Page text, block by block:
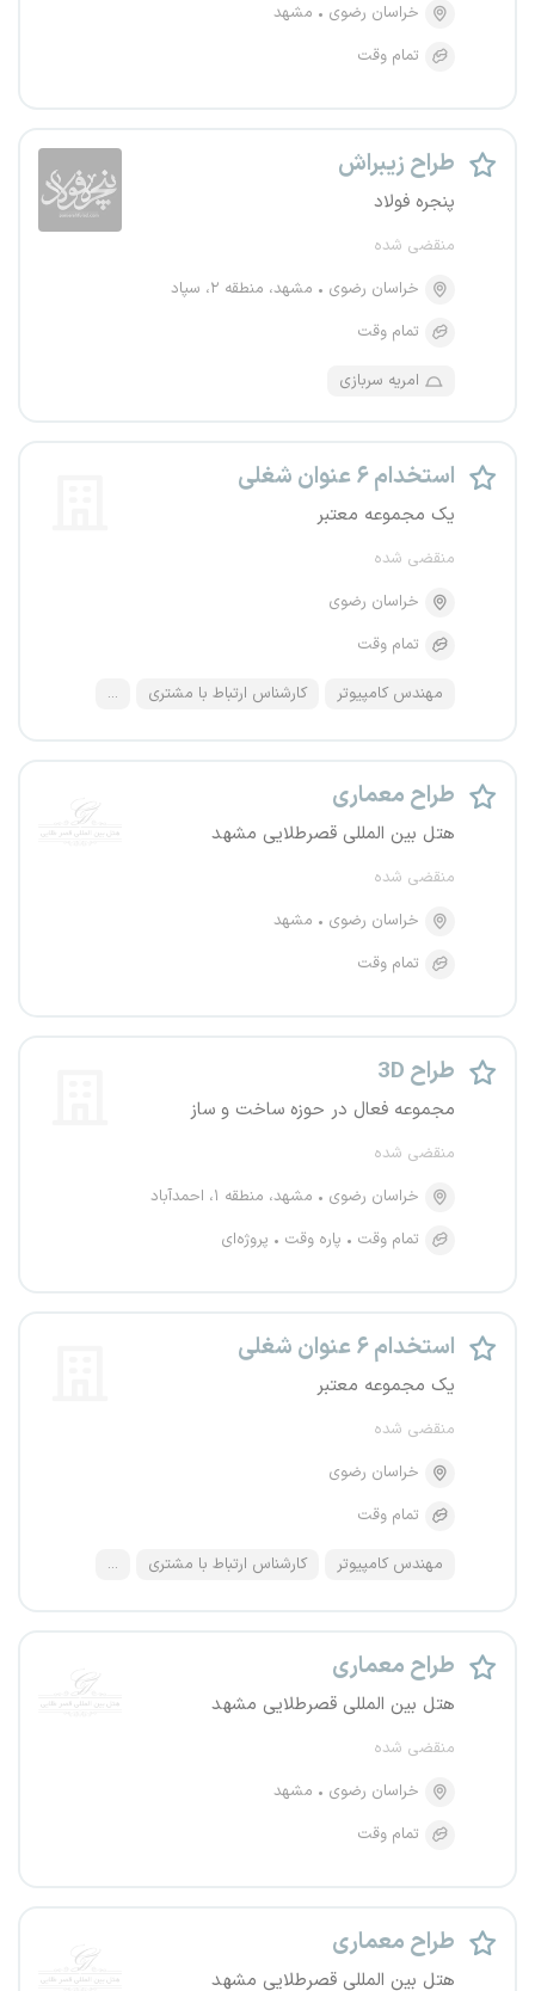
خراسان رضوی
مشهد
تمام وقت
طراح زیبراش
پنجره فولاد
منقضی شده
خراسان رضوی
مشهد، منطقه ۲، سپاد
تمام وقت
امریه سربازی
استخدام ۶ عنوان شغلی
یک مجموعه معتبر
منقضی شده
خراسان رضوی
تمام وقت
مهندس کامپیوتر کارشناس ارتباط با مشتری ...
طراح معماری
هتل بین المللی قصرطلایی مشهد
منقضی شده
خراسان رضوی
مشهد
تمام وقت
طراح 3D
مجموعه فعال در حوزه ساخت و ساز
منقضی شده
خراسان رضوی
مشهد، منطقه ۱، احمدآباد
تمام وقت
پاره وقت پروژه‌ای
استخدام ۶ عنوان شغلی
یک مجموعه معتبر
منقضی شده
خراسان رضوی
تمام وقت
مهندس کامپیوتر کارشناس ارتباط با مشتری ...
طراح معماری
هتل بین المللی قصرطلایی مشهد
منقضی شده
خراسان رضوی
مشهد
تمام وقت
طراح معماری
هتل بین المللی قصرطلایی مشهد